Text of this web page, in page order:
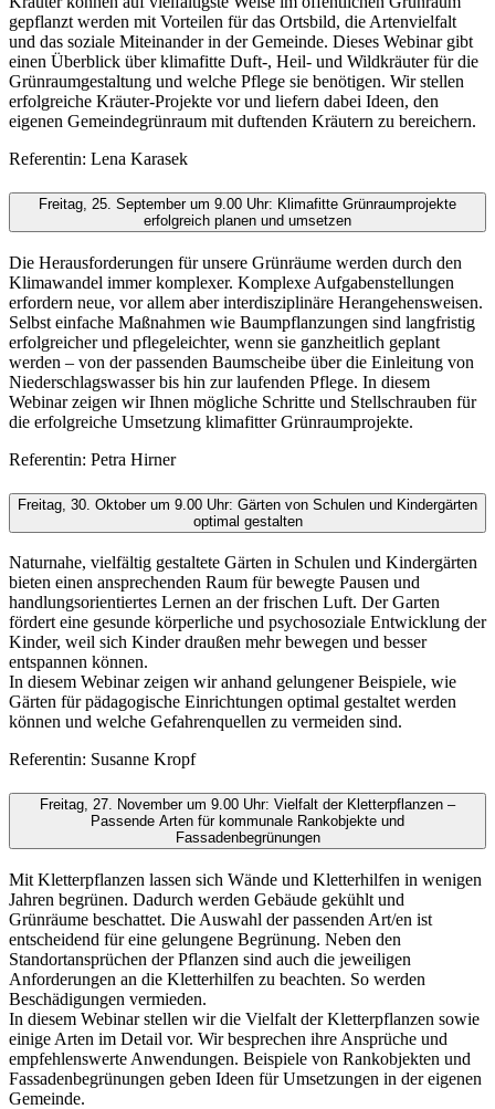
gepflanzt werden mit Vorteilen für das Ortsbild, die Artenvielfalt
und das soziale Miteinander in der Gemeinde. Dieses Webinar gibt
einen Überblick über klimafitte Duft-, Heil- und Wildkräuter für die
Grünraumgestaltung und welche Pflege sie benötigen. Wir stellen
erfolgreiche Kräuter-Projekte vor und liefern dabei Ideen, den
eigenen Gemeindegrünraum mit duftenden Kräutern zu bereichern.
Referentin: Lena Karasek
Freitag, 25. September um 9.00 Uhr: Klimafitte Grünraumprojekte
erfolgreich planen und umsetzen
Die Herausforderungen für unsere Grünräume werden durch den
Klimawandel immer komplexer. Komplexe Aufgabenstellungen
erfordern neue, vor allem aber interdisziplinäre Herangehensweisen.
Selbst einfache Maßnahmen wie Baumpflanzungen sind langfristig
erfolgreicher und pflegeleichter, wenn sie ganzheitlich geplant
werden – von der passenden Baumscheibe über die Einleitung von
Niederschlagswasser bis hin zur laufenden Pflege. In diesem
Webinar zeigen wir Ihnen mögliche Schritte und Stellschrauben für
die erfolgreiche Umsetzung klimafitter Grünraumprojekte.
Referentin: Petra Hirner
Freitag, 30. Oktober um 9.00 Uhr: Gärten von Schulen und Kindergärten
optimal gestalten
Naturnahe, vielfältig gestaltete Gärten in Schulen und Kindergärten
bieten einen ansprechenden Raum für bewegte Pausen und
handlungsorientiertes Lernen an der frischen Luft. Der Garten
fördert eine gesunde körperliche und psychosoziale Entwicklung der
Kinder, weil sich Kinder draußen mehr bewegen und besser
entspannen können.
In diesem Webinar zeigen wir anhand gelungener Beispiele, wie
Gärten für pädagogische Einrichtungen optimal gestaltet werden
können und welche Gefahrenquellen zu vermeiden sind.
Referentin: Susanne Kropf
Freitag, 27. November um 9.00 Uhr: Vielfalt der Kletterpflanzen –
Passende Arten für kommunale Rankobjekte und
Fassadenbegrünungen
Mit Kletterpflanzen lassen sich Wände und Kletterhilfen in wenigen
Jahren begrünen. Dadurch werden Gebäude gekühlt und
Grünräume beschattet. Die Auswahl der passenden Art/en ist
entscheidend für eine gelungene Begrünung. Neben den
Standortansprüchen der Pflanzen sind auch die jeweiligen
Anforderungen an die Kletterhilfen zu beachten. So werden
Beschädigungen vermieden.
In diesem Webinar stellen wir die Vielfalt der Kletterpflanzen sowie
einige Arten im Detail vor. Wir besprechen ihre Ansprüche und
empfehlenswerte Anwendungen. Beispiele von Rankobjekten und
Fassadenbegrünungen geben Ideen für Umsetzungen in der eigenen
Gemeinde.